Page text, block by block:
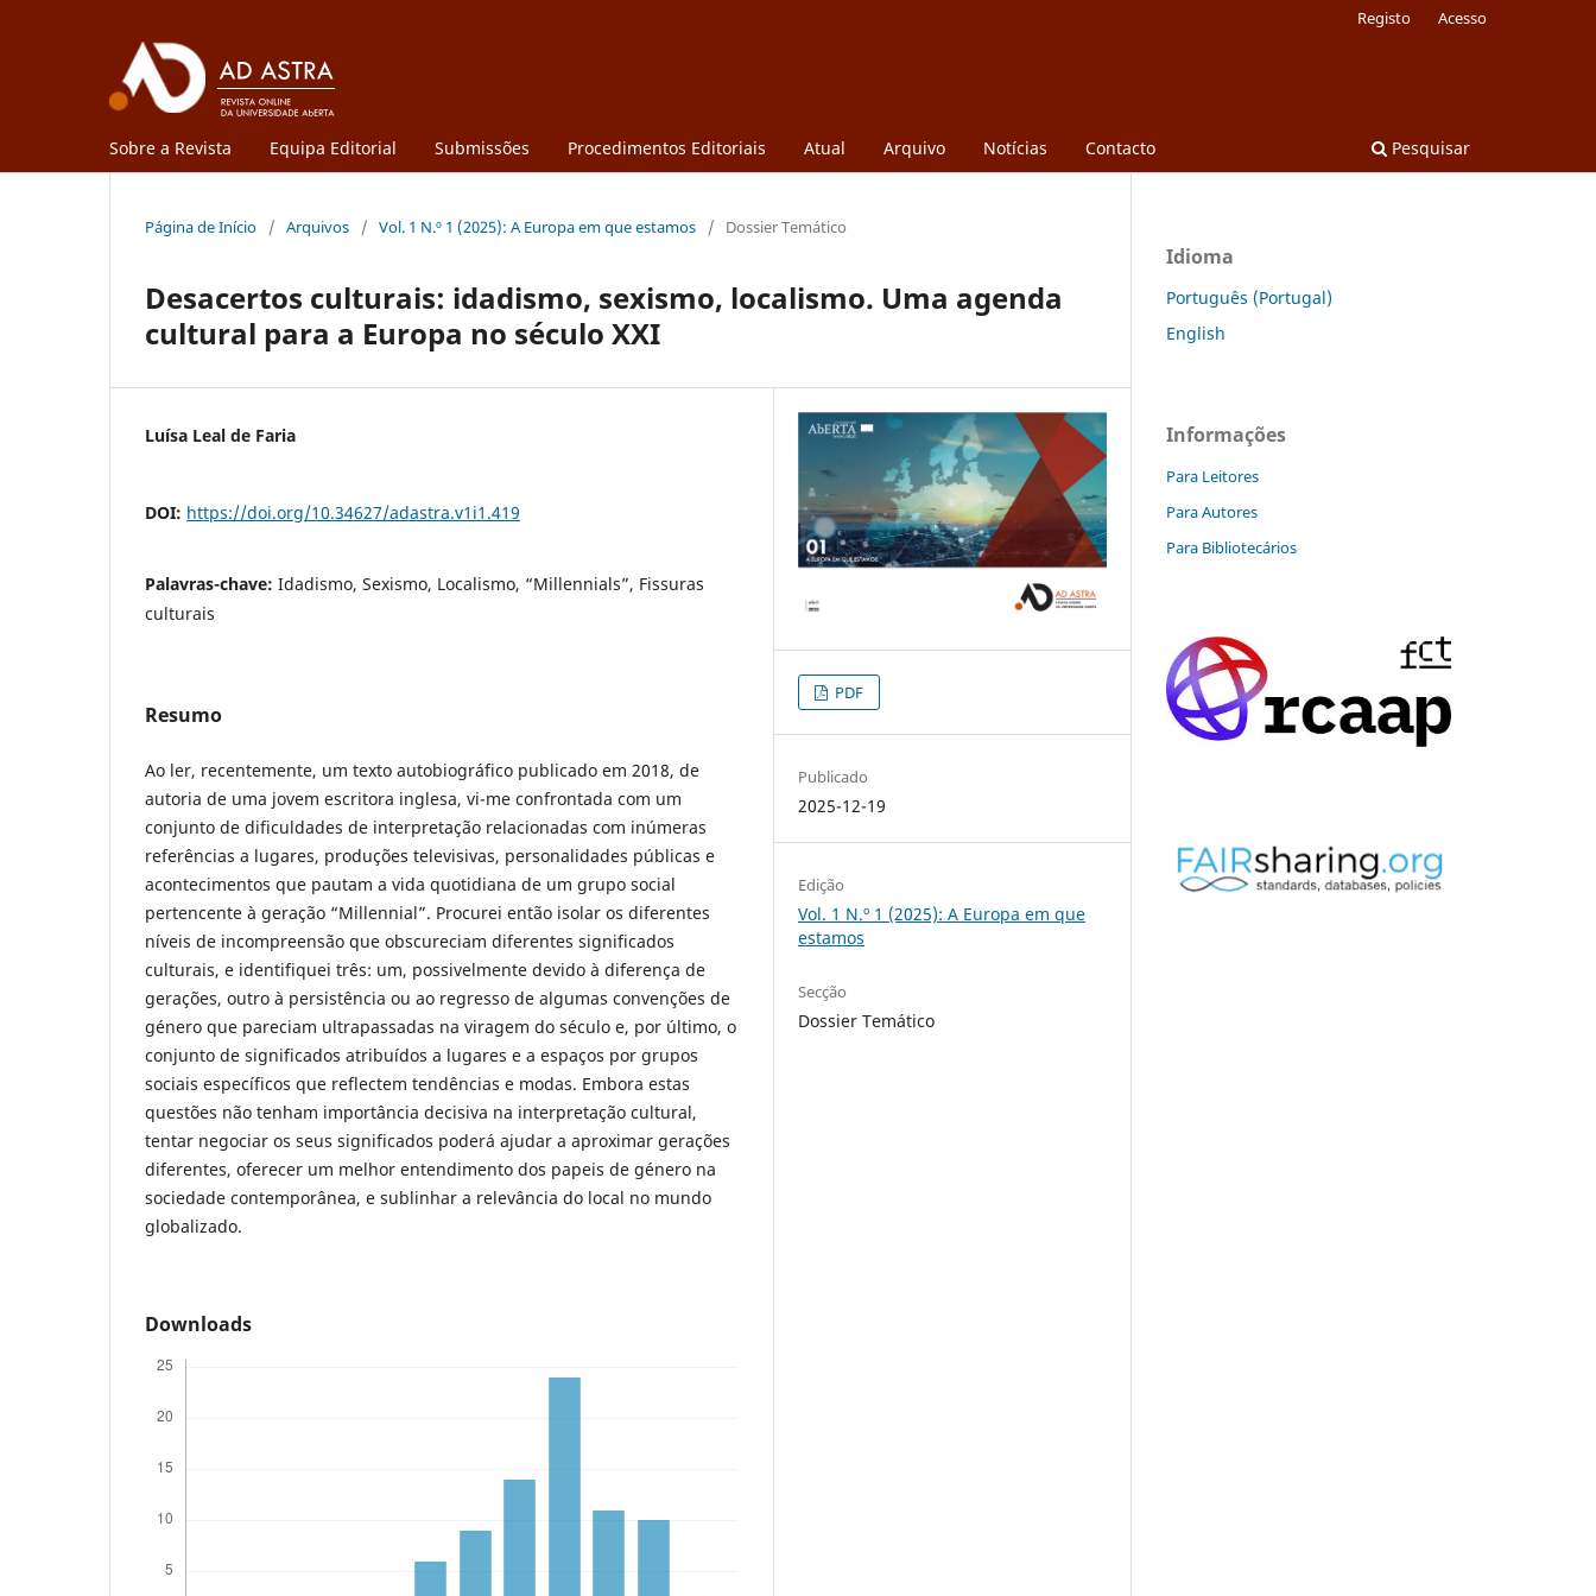
Sobre a Revista Equipa Editorial Submissões Procedimentos Editoriais Atual Arquivo Notícias Contacto Pesquisar
Registo Acesso
Página de Início / Arquivos / Vol. 1 N.º 1 (2025): A Europa em que estamos / Dossier Temático
Desacertos culturais: idadismo, sexismo, localismo. Uma agenda
cultural para a Europa no século XXI
Luísa Leal de Faria
DOI: https://doi.org/10.34627/adastra.v1i1.419
Palavras-chave: Idadismo, Sexismo, Localismo, “Millennials”, Fissuras
culturais
Resumo
Ao ler, recentemente, um texto autobiográfico publicado em 2018, de
autoria de uma jovem escritora inglesa, vi-me confrontada com um
conjunto de dificuldades de interpretação relacionadas com inúmeras
referências a lugares, produções televisivas, personalidades públicas e
acontecimentos que pautam a vida quotidiana de um grupo social
pertencente à geração “Millennial”. Procurei então isolar os diferentes
níveis de incompreensão que obscureciam diferentes significados
culturais, e identifiquei três: um, possivelmente devido à diferença de
gerações, outro à persistência ou ao regresso de algumas convenções de
género que pareciam ultrapassadas na viragem do século e, por último, o
conjunto de significados atribuídos a lugares e a espaços por grupos
sociais específicos que reflectem tendências e modas. Embora estas
questões não tenham importância decisiva na interpretação cultural,
tentar negociar os seus significados poderá ajudar a aproximar gerações
diferentes, oferecer um melhor entendimento dos papeis de género na
sociedade contemporânea, e sublinhar a relevância do local no mundo
globalizado.
Downloads
PDF
Publicado
2025-12-19
Edição
Vol. 1 N.º 1 (2025): A Europa em que
estamos
Secção
Dossier Temático
Idioma
Português (Portugal)
English
Informações
Para Leitores
Para Autores
Para Bibliotecários